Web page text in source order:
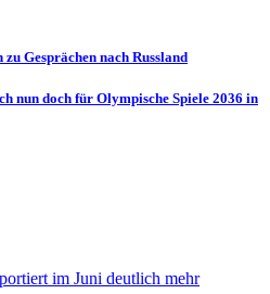
Gesprächen nach Russland
nun doch für Olympische Spiele 2036 in